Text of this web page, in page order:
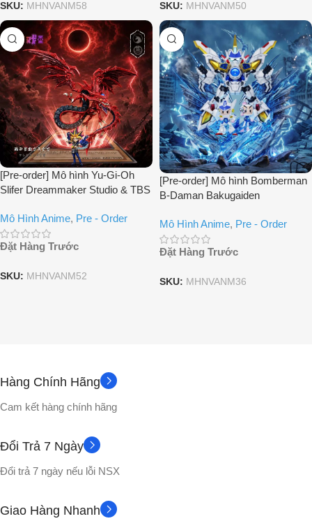
SKU: MHNVANM58 SKU: MHNVANM50
[Pre-order] Mô hình Yu-Gi-Oh
Slifer Dreammaker Studio & TBS
Mô Hình Anime, Pre - Order
Đặt Hàng Trước
SKU: MHNVANM52
[Pre-order] Mô hình Bomberman
B-Daman Bakugaiden
Mô Hình Anime, Pre - Order
Đặt Hàng Trước
SKU: MHNVANM36
Hàng Chính Hãng
Cam kết hàng chính hãng
Đổi Trả 7 Ngày
Đổi trả 7 ngày nếu lỗi NSX
Giao Hàng Nhanh